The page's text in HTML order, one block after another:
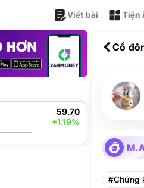
Viết bài Tiện
59.70
+1.19%
Cổ
#Chứng